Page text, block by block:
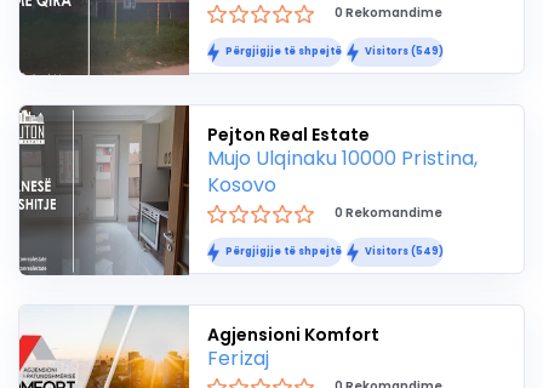
0 Rekomandime
Përgjigjje të shpejtë Visitors (549)
Pejton Real Estate
Mujo Ulqinaku 10000 Pristina,
Kosovo
0 Rekomandime
Përgjigjje të shpejtë Visitors (549)
Agjensioni Komfort
Ferizaj